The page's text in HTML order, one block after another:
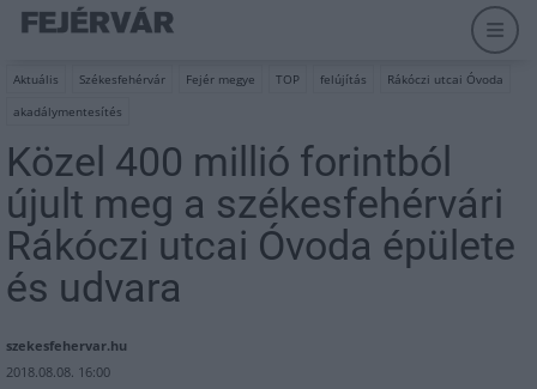
Aktuális Székesfehérvár Fejér megye TOP felújítás
Rákóczi utcai Óvoda
akadálymentesítés
Közel 400 millió forintból
újult meg a székesfehérvári
Rákóczi utcai Óvoda épülete
és udvara
szekesfehervar.hu
2018.08.08. 16:00